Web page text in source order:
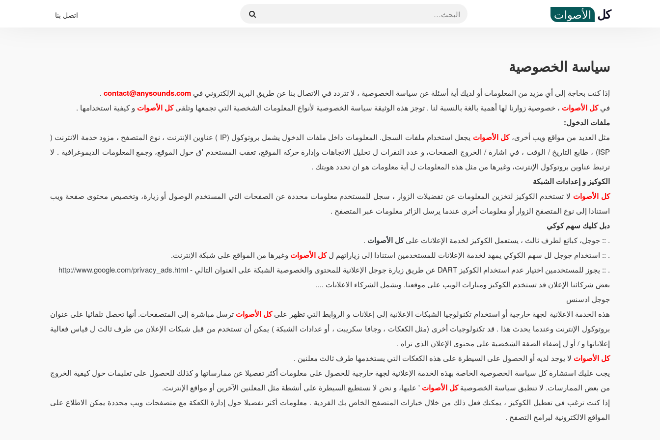
كل الأصوات اتصل بنا
سياسة الخصوصية
إذا كنت بحاجة إلى أي مزيد من المعلومات أو لديك أية أسئلة عن سياسة الخصوصية ، لا تتردد في الاتصال بنا عن طريق البريد الإلكتروني في contact@anysounds.com
.
فيكل الأصوات ، خصوصية زوارنا لها أهمية بالغة بالنسبة لنا . توجز هذه الوثيقة سياسة الخصوصية لأنواع المعلومات الشخصية التي تجمعها وتلقىكل الأصوات و كيفية استخدامها .
ملفات الدخول:
مثل العديد من مواقع ويب أخرى،كل الأصوات
يجعل استخدام ملفات السجل. المعلومات داخل ملفات الدخول يشمل بروتوكول (IP ) عناوين الإنترنت ، نوع المتصفح ، مزود خدمة الانترنت (
ISP) ، طابع التاريخ / الوقت ، في اشارة / الخروج الصفحات، و عدد النقرات ل تحليل الاتجاهات وإدارة حركة الموقع، تعقب المستخدم 'ق حول الموقع، وجمع المعلومات الديموغرافية . لا
ترتبط عناوين بروتوكول الإنترنت، وغيرها من مثل هذه المعلومات ل أية معلومات هو ان تحدد هويتك .
الكوكيز و إعدادات الشبكة
كل الأصوات لا تستخدم الكوكيز لتخزين المعلومات عن تفضيلات الزوار ، سجل للمستخدم معلومات محددة عن الصفحات التي المستخدم الوصول أو زيارة، وتخصيص محتوى صفحة ويب
استنادا إلى نوع المتصفح الزوار أو معلومات أخرى عندما يرسل الزائر معلومات عبر المتصفح .
دبل كليك سهم كوكي
. :: جوجل، كبائع لطرف ثالث ، يستعمل الكوكيز لخدمة الإعلانات علىكل الأصوات .
. :: استخدام جوجل لل سهم الكوكي يمهد لخدمة الإعلانات للمستخدمين استنادا إلى زياراتهم لكل الأصوات وغيرها من المواقع على شبكة الإنترنت.
. :: يجوز للمستخدمين اختيار عدم استخدام الكوكيز DART عن طريق زيارة جوجل الإعلانية للمحتوى والخصوصية الشبكة على العنوان التالي -
http://www.google.com/privacy_ads.html
بعض شركائنا الإعلان قد تستخدم الكوكيز ومنارات الويب على موقعنا. ويشمل الشركاء الاعلانات ....
جوجل ادسنس
هذه الخدمة الإعلانية لجهة خارجية أو استخدام تكنولوجيا الشبكات الإعلانية إلى إعلانات و الروابط التي تظهر علىكل الأصوات ترسل مباشرة إلى المتصفحات. أنها تحصل تلقائيا على عنوان
بروتوكول الإنترنت وعندما يحدث هذا . قد تكنولوجيات أخرى (مثل الكعكات ، وجافا سكريبت ، أو عدادات الشبكة ) يمكن أن تستخدم من قبل شبكات الإعلان من طرف ثالث ل قياس فعالية
إعلاناتها و / أو ل إضفاء الصفة الشخصية على محتوى الإعلان الذي تراه .
كل الأصوات لا يوجد لديه أو الحصول على السيطرة على هذه الكعكات التي يستخدمها طرف ثالث معلنين .
يجب عليك استشارة كل سياسة الخصوصية الخاصة بهذه الخدمة الإعلانية لجهة خارجية للحصول على معلومات أكثر تفصيلا عن ممارساتها و كذلك للحصول على تعليمات حول كيفية الخروج
من بعض الممارسات. لا تنطبق سياسة الخصوصيةكل الأصوات ' عليها، و نحن لا نستطيع السيطرة على أنشطة مثل المعلنين الآخرين أو مواقع الإنترنت.
إذا كنت ترغب في تعطيل الكوكيز ، يمكنك فعل ذلك من خلال خيارات المتصفح الخاص بك الفردية . معلومات أكثر تفصيلا حول إدارة الكعكة مع متصفحات ويب محددة يمكن الاطلاع على
المواقع الالكترونية لبرامج التصفح .